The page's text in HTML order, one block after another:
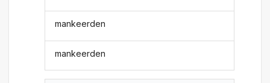
mankeerden
mankeerden